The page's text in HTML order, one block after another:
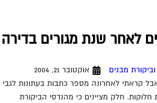
לאחר שנת מגורים בדירה
מבנים
אוקטובר 21, 2004
קראתי לאחרונה מספר כתבות בעתונות לגבי
חלק מציינים כי מהנדסי הביקורת